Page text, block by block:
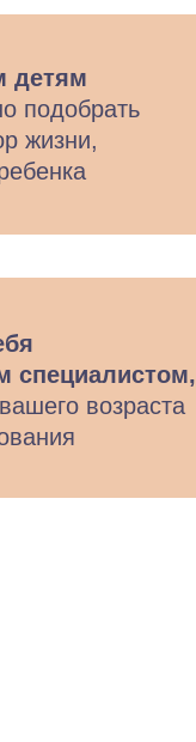
специалистом,
возраста
детям
подобрать
жизни,